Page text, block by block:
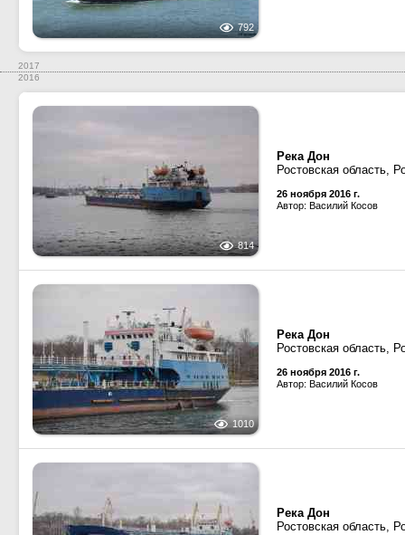
792
2017
2016
814
Река Дон
Ростовская область,
26 ноября 2016 г.
Автор: Василий Косов
1010
Река Дон
Ростовская область,
26 ноября 2016 г.
Автор: Василий Косов
Река Дон
Ростовская область,